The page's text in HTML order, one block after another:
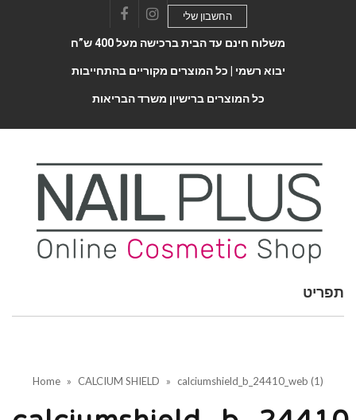
FacebookInstagram
החשבון שלי
משלוח חינם עד הבית ברכישה מעל 400 ש”ח
יבוא רשמי | כל המוצרים מקוריים בהתחייבות
כל המוצרים ברישיון משרד הבריאות
Toggle
תפריט
Home » CALCIUM SHIELD » calciumshield_b_24410_web (1)